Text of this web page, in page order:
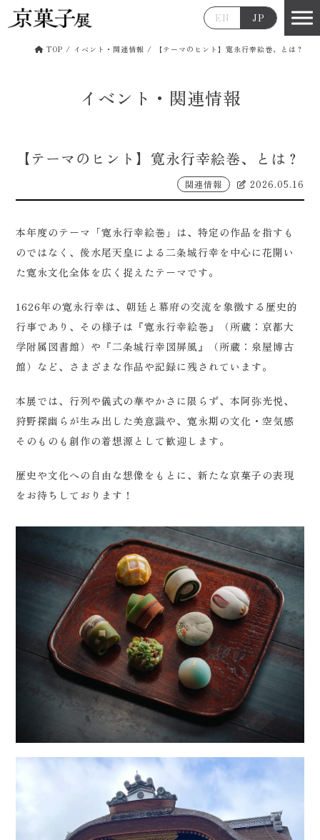
EN JP
TOP / イベント・関連情報 / 【テーマのヒント】寛永行幸絵巻、とは？
イベント・関連情報
【テーマのヒント】寛永行幸絵巻、とは？
関連情報 2026.05.16
本年度のテーマ「寛永行幸絵巻」は、特定の作品を指すも
のではなく、後水尾天皇による二条城行幸を中心に花開い
た寛永文化全体を広く捉えたテーマです。
1626年の寛永行幸は、朝廷と幕府の交流を象徴する歴史的
行事であり、その様子は『寛永行幸絵巻』（所蔵：京都大
学附属図書館）や『二条城行幸図屏風』（所蔵：泉屋博古
館）など、さまざまな作品や記録に残されています。
本展では、行列や儀式の華やかさに限らず、本阿弥光悦、
狩野探幽らが生み出した美意識や、寛永期の文化・空気感
そのものも創作の着想源として歓迎します。
歴史や文化への自由な想像をもとに、新たな京菓子の表現
をお待ちしております！